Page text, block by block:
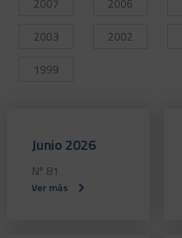
2007 2006
2003
2002
1999
Junio 2026
Nº 81
Ver más